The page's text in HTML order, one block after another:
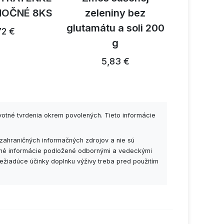
8KS
€
zeleniny bez
glutamátu a soli 200
g
5,83 €
tvrdenia okrem povolených. Tieto informácie
informačných zdrojov a nie sú
informácie podložené odbornými a vedeckými
účinky doplnku výživy treba pred použitím